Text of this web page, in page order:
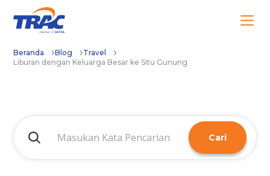
Beranda Blog
Travel
Liburan dengan Keluarga Besar ke Situ Gunung
Cari